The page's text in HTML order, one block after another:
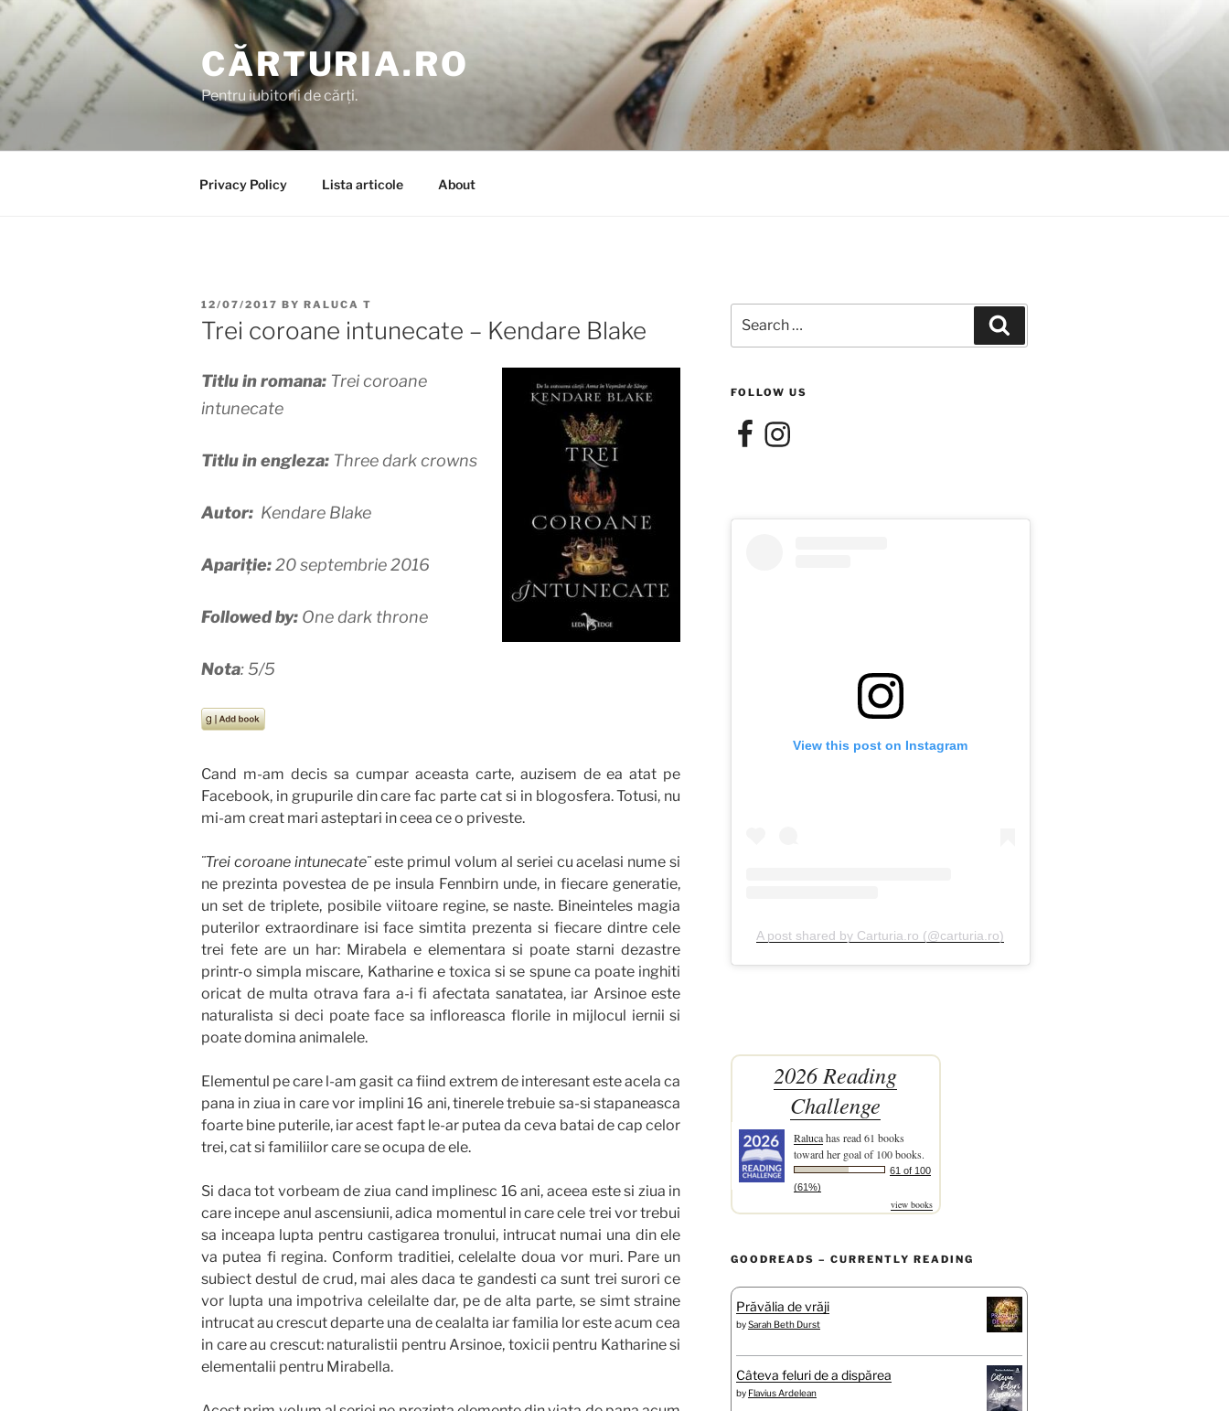
Skip
content
CĂRTURIA.RO
Pentru iubitorii de cărți.
Privacy Policy Lista articole About
POSTED
ON
12/07/2017 BY RALUCA T
Trei coroane intunecate – Kendare Blake
Titlu in romana: Trei coroane
intunecate
Titlu in engleza: Three dark crowns
Autor: Kendare Blake
Apariție:20 septembrie 2016
Followed by: One dark throne
Nota: 5/5
Cand m-am decis sa cumpar aceasta carte, auzisem de ea atat pe
Facebook, in grupurile din care fac parte cat si in blogosfera. Totusi, nu
mi-am creat mari asteptari in ceea ce o priveste.
¨Trei coroane intunecate¨este primul volum al seriei cu acelasi nume si
ne prezinta povestea de pe insula Fennbirn unde, in fiecare generatie,
un set de triplete, posibile viitoare regine, se naste. Bineinteles magia
puterilor extraordinare isi face simtita prezenta si fiecare dintre cele
trei fete are un har: Mirabela e elementara si poate starni dezastre
printr-o simpla miscare, Katharine e toxica si se spune ca poate inghiti
oricat de multa otrava fara a-i fi afectata sanatatea, iar Arsinoe este
naturalista si deci poate face sa infloreasca florile in mijlocul iernii si
poate domina animalele.
Elementul pe care l-am gasit ca fiind extrem de interesant este acela ca
pana in ziua in care vor implini 16 ani, tinerele trebuie sa-si stapaneasca
foarte bine puterile, iar acest fapt le-ar putea da ceva batai de cap celor
trei, cat si familiilor care se ocupa de ele.
Si daca tot vorbeam de ziua cand implinesc 16 ani, aceea este si ziua in
care incepe anul ascensiunii, adica momentul in care cele trei vor trebui
sa inceapa lupta pentru castigarea tronului, intrucat numai una din ele
va putea fi regina. Conform traditiei, celelalte doua vor muri. Pare un
subiect destul de crud, mai ales daca te gandesti ca sunt trei surori ce
vor lupta una impotriva celeilalte dar, pe de alta parte, se simt straine
intrucat au crescut departe una de cealalta iar familia lor este acum cea
in care au crescut: naturalistii pentru Arsinoe, toxicii pentru Katharine si
elementalii pentru Mirabella.
for:
FOLLOW US
FacebookInstagram
View this post on Instagram
A post shared by Carturia.ro (@carturia.ro)
2026 Reading
Challenge
Ralucahas read 61 books
toward her goal of 100 books.
61 of 100
(61%)
view books
GOODREADS – CURRENTLY READING
Prăvălia de vrăji
bySarah Beth Durst
Câteva feluri de a dispărea
by Flavius Ardelean